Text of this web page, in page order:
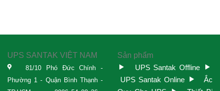
UPS SANTAK VIỆT NAM
81/10 Phó Đức Chính -
Phường 1 - Quận Bình Thạnh -
Sản phẩm
UPS Santak Offline
UPS Santak Online
Ắc